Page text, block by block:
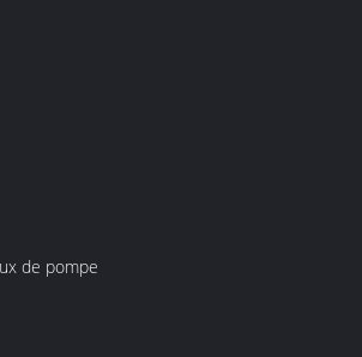
de pompe